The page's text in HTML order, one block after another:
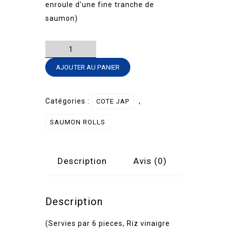
enroule d’une fine tranche de
saumon)
quantité
de
SAUMON
-
AJOUTER AU PANIER
Catégories : COTE JAP ,
SAUMON ROLLS
Description Avis (0)
Description
(Servies par 6 pieces, Riz vinaigre